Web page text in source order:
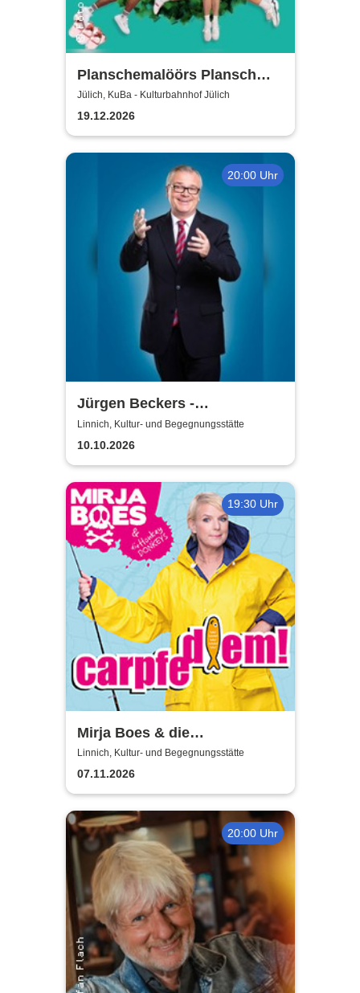
Planschemalöörs Plansch
und Gloria - Jülich /
Weihnachtsplansch 2026
Jülich, KuBa - Kulturbahnhof Jülich
19.12.2026
20:00 Uhr
Jürgen Beckers -
Hausmannskost
Linnich, Kultur- und Begegnungsstätte
10.10.2026
19:30 Uhr
Mirja Boes & die
HonkeyDonkeys - carpfe
diem!
Linnich, Kultur- und Begegnungsstätte
07.11.2026
20:00 Uhr